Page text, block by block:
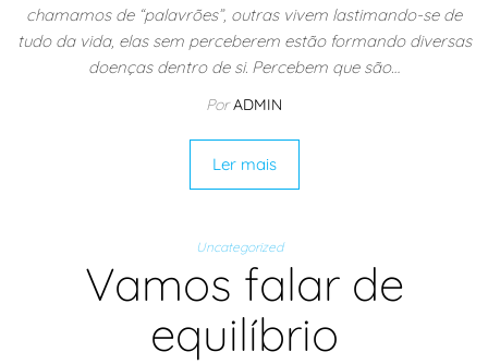
chamamos de “palavrões”, outras vivem lastimando-se de
tudo da vida, elas sem perceberem estão formando diversas
doenças dentro de si. Percebem que são…
Por ADMIN
Ler mais
Uncategorized
Vamos falar de
equilíbrio